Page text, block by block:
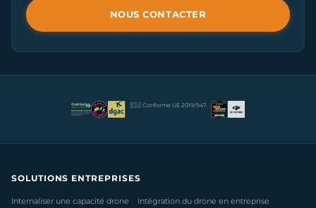
NOUS CONTACTER
🇪🇺 Conforme UE 2019/947
SOLUTIONS ENTREPRISES
Internaliser une capacité drone Intégration du drone en entreprise